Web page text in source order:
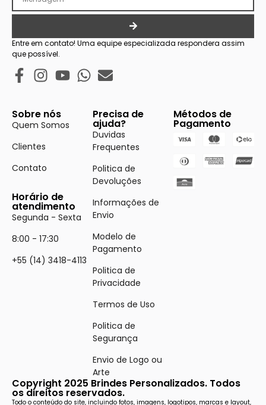
Entre em contato! Uma equipe especializada respondera assim
que possível.
Sobre nós
Quem Somos
Clientes
Contato
Horário de
atendimento
Segunda - Sexta
8:00 - 17:30
+55 (14) 3418-4113
Precisa de
ajuda?
Duvidas
Frequentes
Politica de
Devoluções
Informações de
Envio
Modelo de
Pagamento
Politica de
Privacidade
Termos de Uso
Politica de
Segurança
Envio de Logo ou
Arte
Métodos de
Pagamento
Copyright 2025 Brindes Personalizados. Todos
os direitos reservados.
Todo o conteúdo do site, incluindo fotos, imagens, logotipos, marcas e layout,